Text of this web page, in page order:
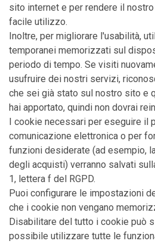
sito internet e per rendere il
facile utilizzo.
Inoltre, per migliorare l'usabilità,
temporanei memorizzati sul
periodo di tempo. Se visiti
usufruire dei nostri servizi,
che sei già stato sul nostro sito e
hai apportato, quindi non dovrai
I cookie necessari per eseguire il
comunicazione elettronica o per
funzioni desiderate (ad esempio,
degli acquisti) verranno salvati
1, lettera f del RGPD.
Puoi configurare le impostazioni
che i cookie non vengano
Disabilitare del tutto i cookie può
possibile utilizzare tutte le